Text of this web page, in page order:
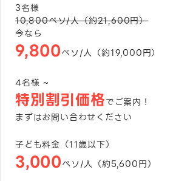
3名様
10,800ペソ/人（約21,600円）
今なら
9,800ペソ/人（約19,000円）
4名様 ~
特別割引価格でご案内！
まずはお問い合わせください
子ども料金（11歳以下）
3,000ペソ/人（約5,600円）